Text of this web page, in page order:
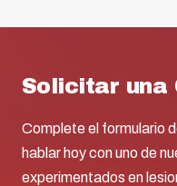
Solicitar una
Complete el formulario
hablar hoy con uno de
experimentados en